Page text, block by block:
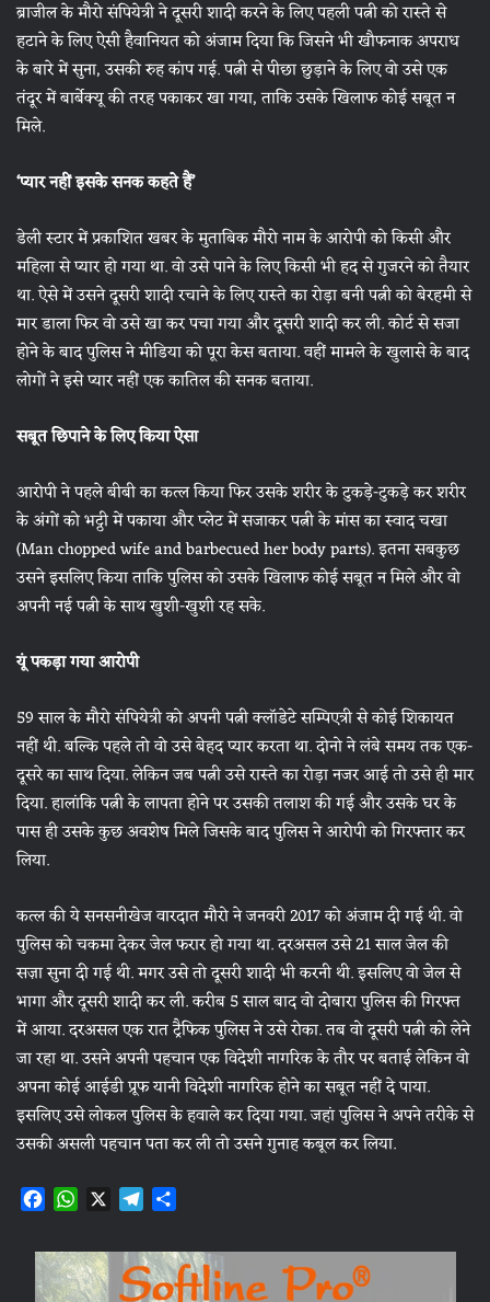
ब्राजील के मौरो संपियेत्री ने दूसरी शादी करने के लिए पहली पत्नी को रास्ते से
हटाने के लिए ऐसी हैवानियत को अंजाम दिया कि जिसने भी खौफनाक अपराध
के बारे में सुना, उसकी रुह कांप गई. पत्नी से पीछा छुड़ाने के लिए वो उसे एक
तंदूर में बार्बेक्यू की तरह पकाकर खा गया, ताकि उसके खिलाफ कोई सबूत न
मिले.
‘प्यार नहीं इसके सनक कहते हैं’
डेली स्टार में प्रकाशित खबर के मुताबिक मौरो नाम के आरोपी को किसी और
महिला से प्यार हो गया था. वो उसे पाने के लिए किसी भी हद से गुजरने को तैयार
था. ऐसे में उसने दूसरी शादी रचाने के लिए रास्ते का रोड़ा बनी पत्नी को बेरहमी से
मार डाला फिर वो उसे खा कर पचा गया और दूसरी शादी कर ली. कोर्ट से सजा
होने के बाद पुलिस ने मीडिया को पूरा केस बताया. वहीं मामले के खुलासे के बाद
लोगों ने इसे प्यार नहीं एक कातिल की सनक बताया.
सबूत छिपाने के लिए किया ऐसा
आरोपी ने पहले बीबी का कत्ल किया फिर उसके शरीर के टुकड़े-टुकड़े कर शरीर
के अंगों को भट्ठी में पकाया और प्लेट में सजाकर पत्नी के मांस का स्वाद चखा
(Man chopped wife and barbecued her body parts). इतना सबकुछ
उसने इसलिए किया ताकि पुलिस को उसके खिलाफ कोई सबूत न मिले और वो
अपनी नई पत्नी के साथ खुशी-खुशी रह सके.
यूं पकड़ा गया आरोपी
59 साल के मौरो संपियेत्री को अपनी पत्नी क्लॉडेटे सम्पिएत्री से कोई शिकायत
नहीं थी. बल्कि पहले तो वो उसे बेहद प्यार करता था. दोनो ने लंबे समय तक एक-
दूसरे का साथ दिया. लेकिन जब पत्नी उसे रास्ते का रोड़ा नजर आई तो उसे ही मार
दिया. हालांकि पत्नी के लापता होने पर उसकी तलाश की गई और उसके घर के
पास ही उसके कुछ अवशेष मिले जिसके बाद पुलिस ने आरोपी को गिरफ्तार कर
लिया.
कत्ल की ये सनसनीखेज वारदात मौरो ने जनवरी 2017 को अंजाम दी गई थी. वो
पुलिस को चकमा देकर जेल फरार हो गया था. दरअसल उसे 21 साल जेल की
सज़ा सुना दी गई थी. मगर उसे तो दूसरी शादी भी करनी थी. इसलिए वो जेल से
भागा और दूसरी शादी कर ली. करीब 5 साल बाद वो दोबारा पुलिस की गिरफ्त
में आया. दरअसल एक रात ट्रैफिक पुलिस ने उसे रोका. तब वो दूसरी पत्नी को लेने
जा रहा था. उसने अपनी पहचान एक विदेशी नागरिक के तौर पर बताई लेकिन वो
अपना कोई आईडी प्रूफ यानी विदेशी नागरिक होने का सबूत नहीं दे पाया.
इसलिए उसे लोकल पुलिस के हवाले कर दिया गया. जहां पुलिस ने अपने तरीके से
उसकी असली पहचान पता कर ली तो उसने गुनाह कबूल कर लिया.
F
c
e
b
W
a
t
s
X T
l
e
g
a
r
e